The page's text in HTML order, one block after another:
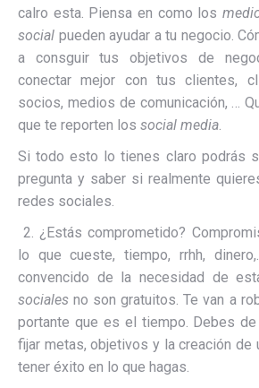
calro esta. Piensa en como los
social pueden ayudar a tu negocio.
a consguir tus objetivos de
conectar mejor con tus clientes,
socios, medios de comunicación, …
que te reporten los social media.
Si todo esto lo tienes claro podrás
pregunta y saber si realmente
redes sociales.
2. ¿Estás comprometido?
lo que cueste, tiempo, rrhh,
convencido de la necesidad de
sociales no son gratuitos. Te van a
portante que es el tiempo. Debes
fijar metas, objetivos y la creación de
tener éxito en lo que hagas.